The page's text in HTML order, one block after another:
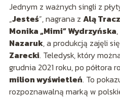
Jednym z ważnych singli z
„Jesteś”, nagrana z Alą Tracz
Monika „Mimi” Wydrzyńska
Nazaruk, a produkcją zajęli się
Zarecki. Teledysk, który
grudnia 2021 roku, po półtora
milion wyświetleń. To
rozpoznawalną marką w